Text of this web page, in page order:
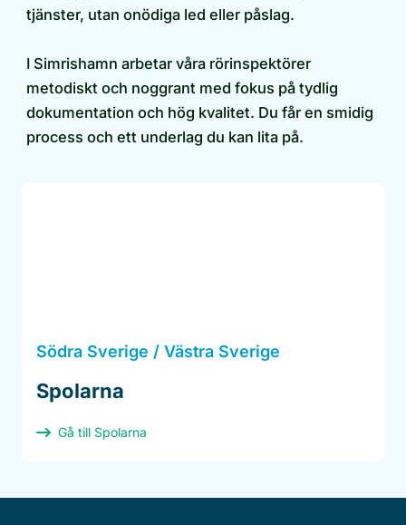
tjänster, utan onödiga led eller påslag.
I Simrishamn arbetar våra rörinspektörer
metodiskt och noggrant med fokus på tydlig
dokumentation och hög kvalitet. Du får en smidig
process och ett underlag du kan lita på.
Södra Sverige / Västra Sverige
Spolarna
Gå till Spolarna